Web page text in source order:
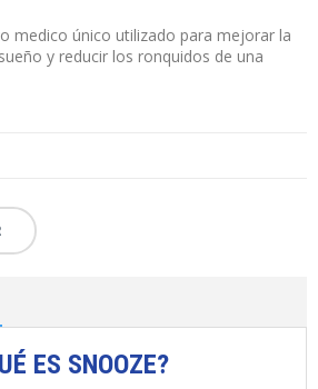
medico único utilizado para mejorar la
y reducir los ronquidos de una
ES SNOOZE?